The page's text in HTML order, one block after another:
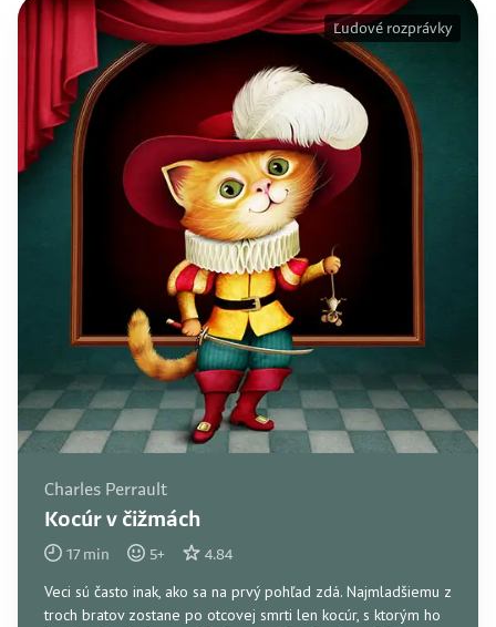
Charles Perrault
Kocúr v čižmách
17min 5+ 4.84
Veci sú často inak, ako sa na prvý pohľad zdá. Najmladšiemu z
troch bratov zostane po otcovej smrti len kocúr, s ktorým ho
Ľudové rozprávky